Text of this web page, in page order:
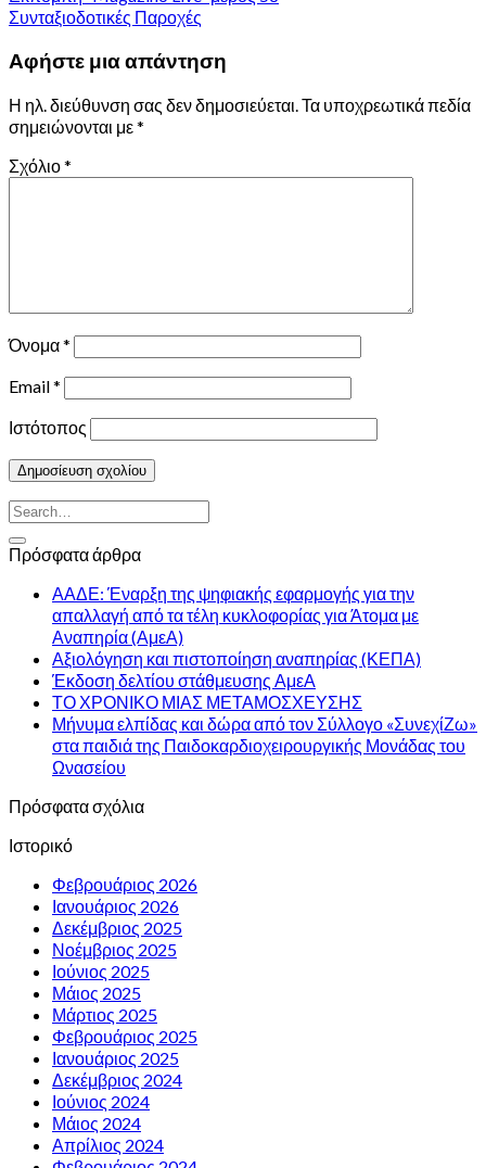
Συνταξιοδοτικές Παροχές
Αφήστε μια απάντηση
Η ηλ. διεύθυνση σας δεν δημοσιεύεται. Τα υποχρεωτικά πεδία
σημειώνονται με*
Σχόλιο*
Όνομα*
Email*
Ιστότοπος
Πρόσφατα άρθρα
ΑΑΔΕ: Έναρξη της ψηφιακής εφαρμογής για την
απαλλαγή από τα τέλη κυκλοφορίας για Άτομα με
Αναπηρία (ΑμεΑ)
Αξιολόγηση και πιστοποίηση αναπηρίας (ΚΕΠΑ)
Έκδοση δελτίου στάθμευσης ΑμεΑ
ΤΟ ΧΡΟΝΙΚΟ ΜΙΑΣ ΜΕΤΑΜΟΣΧΕΥΣΗΣ
Μήνυμα ελπίδας και δώρα από τον Σύλλογο «ΣυνεχίΖω»
στα παιδιά της Παιδοκαρδιοχειρουργικής Μονάδας του
Ωνασείου
Πρόσφατα σχόλια
Ιστορικό
Φεβρουάριος 2026
Ιανουάριος 2026
Δεκέμβριος 2025
Νοέμβριος 2025
Ιούνιος 2025
Μάιος 2025
Μάρτιος 2025
Φεβρουάριος 2025
Ιανουάριος 2025
Δεκέμβριος 2024
Ιούνιος 2024
Μάιος 2024
Απρίλιος 2024